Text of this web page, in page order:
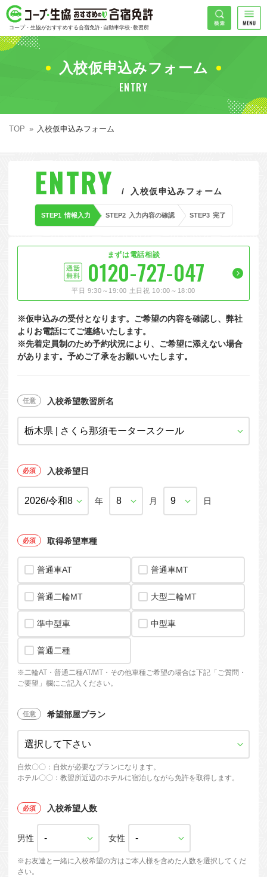
コープ・生協おすすめの合宿免許
コープ・生協がおすすめする合宿免許･自動車学校･教習所
HOME
コープ・生協おすすめの合宿免許ランキング
普通車
大型二輪
準中型車
大型車
けん引
中型車
大型二種
普通二種
中型二種
大型車+大型特殊
大型特殊+けん引
大型車+大型特殊+けん引
エリアで探す
東北エリア
甲信越エリア
北陸エリア
関西エリア
中国エリア
四国エリア
九州エリア
沖縄エリア
誕生月割
キャンペーンで探す
コープ合宿免許スタッフがおすすめの教習所
お一人でも安心な教習所
教習料金が安い教習所
合宿免許の食事がおいしいと好評な教習所
温泉プランがある教習所
自炊ができる教習所
ホテルプランがある教習所
入校日で探す
私たちについて
コープ・生協おすすめの合宿免許パンフレット
お支払いについて
よくある質問
入校の流れ/スケジュール
給付金制度について
合宿免許とは
免許の行政処分と再取得について
初心運転者の処分と再試験
停止処分を受けた方の再取得
地域
7 件が見つかりました
免許の種類
エリア
検索
入校仮申込みフォーム
ENTRY
TOP 入校仮申込みフォーム
ENTRY 入校仮申込みフォーム
STEP1 情報入力 STEP2 入力内容の確認 STEP3 完了
まずは電話相談
0120-727-047
平日 9:30～19:00 土日祝 10:00～18:00
※仮申込みの受付となります。ご希望の内容を確認し、弊社
よりお電話にてご連絡いたします。
※先着定員制のため予約状況により、ご希望に添えない場合
があります。予めご了承をお願いいたします。
入校希望教習所名
入校希望日
年 月 日
取得希望車種
普通車AT 普通車MT
普通二輪MT 大型二輪MT
準中型車 中型車
普通二種
※ 二輪AT・普通二種AT/MT・ その他車種ご希望の場合は下記「ご質問・
ご要望」欄にご記入ください。
希望部屋プラン
自炊〇〇：自炊が必要なプランになります。
ホテル〇〇：教習所近辺のホテルに宿泊しながら免許を取得します。
入校希望人数
男性 女性
※お友達と一緒に入校希望の方はご本人様を含めた人数を選択してくだ
さい。